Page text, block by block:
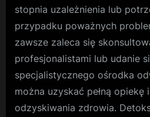
stopnia uzależnienia lub
przypadku poważnych
zawsze zaleca się
profesjonalistami lub udanie
specjalistycznego ośrodka
można uzyskać pełną
odzyskiwania zdrowia.